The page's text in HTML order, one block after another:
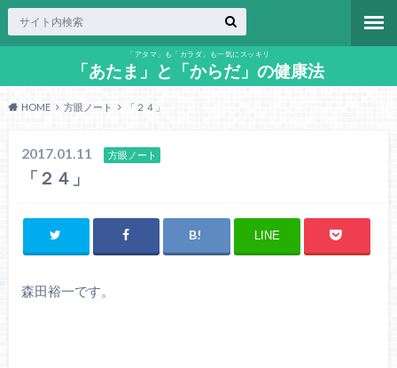
「アタマ」も「カラダ」も一気にスッキリ
「あたま」と「からだ」の健康法
HOME 方眼ノート 「２４」
2017.01.11 方眼ノート
「２４」
LINE
森田裕一です。